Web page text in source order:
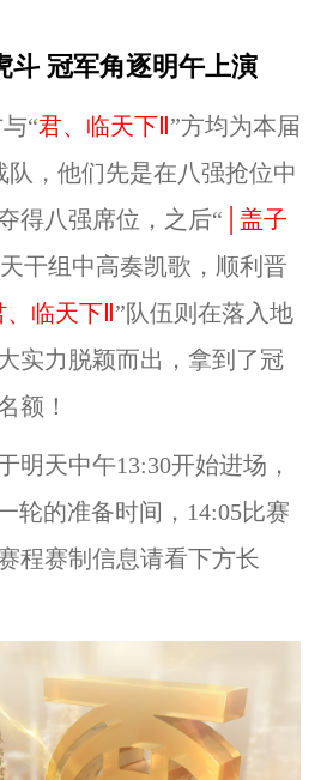
斗 冠军角逐明午上演
与“君、临天下Ⅱ ”方均为本届
队，他们先是在八强抢位中
得八强席位，之后“ │盖子
干组中高奏凯歌，顺利晋
、临天下Ⅱ ”队伍则在落入地
实力脱颖而出，拿到了冠
额！
明天中午13:30开始进场，
轮的准备时间，14:05比赛
程赛制信息请看下方长